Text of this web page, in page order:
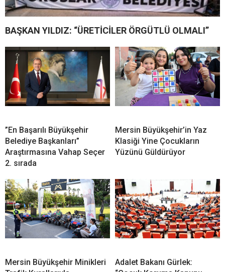
BAŞKAN YILDIZ: “ÜRETİCİLER ÖRGÜTLÜ OLMALI”
”En Başarılı Büyükşehir
Belediye Başkanları”
Araştırmasına Vahap Seçer
2. sırada
Mersin Büyükşehir’in Yaz
Klasiği Yine Çocukların
Yüzünü Güldürüyor
Mersin Büyükşehir Minikleri
Adalet Bakanı Gürlek: